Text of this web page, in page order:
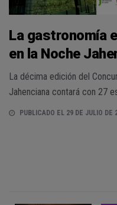
La gastronomía
en la Noche
La décima edición del
Jahenciana contará con 27
PUBLICADO EL 29 DE JULIO DE